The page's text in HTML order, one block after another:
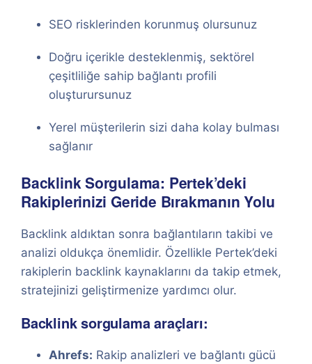
SEO risklerinden korunmuş olursunuz
Doğru içerikle desteklenmiş, sektörel
çeşitliliğe sahip bağlantı profili
oluşturursunuz
Yerel müşterilerin sizi daha kolay bulması
sağlanır
Backlink Sorgulama: Pertek’deki
Rakiplerinizi Geride Bırakmanın Yolu
Backlink aldıktan sonra bağlantıların takibi ve
analizi oldukça önemlidir. Özellikle Pertek’deki
rakiplerin backlink kaynaklarını da takip etmek,
stratejinizi geliştirmenize yardımcı olur.
Backlink sorgulama araçları:
Ahrefs: Rakip analizleri ve bağlantı gücü